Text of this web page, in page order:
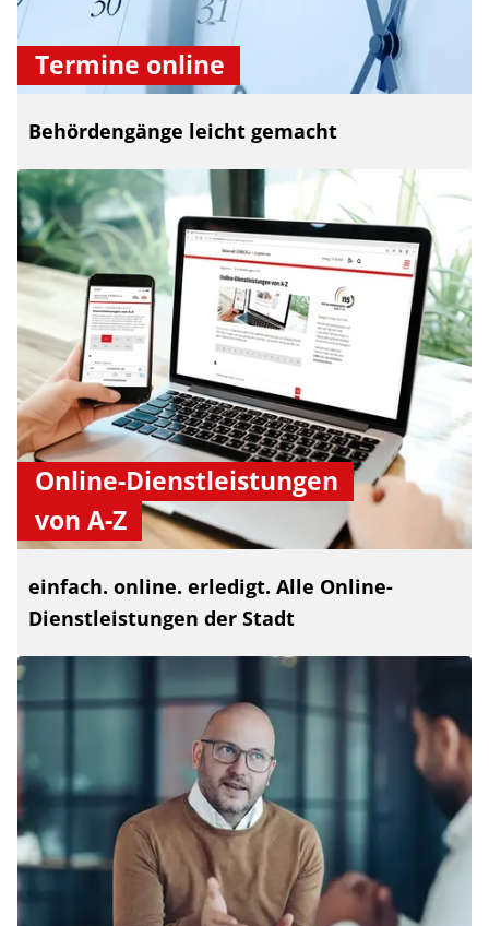
Termine online
Behördengänge leicht gemacht
Online-Dienstleistungen
von A-Z
einfach. online. erledigt. Alle Online-
Dienstleistungen der Stadt